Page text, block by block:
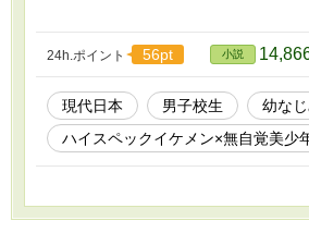
の瀬名 樹(せな いつき)だった。 ーーーー
ますねw 三万字くらいの短編です(番外編を
24h.ポイント
56pt 小説
現代日本 男子校生 幼な
ハイスペックイケメン×無自覚美少